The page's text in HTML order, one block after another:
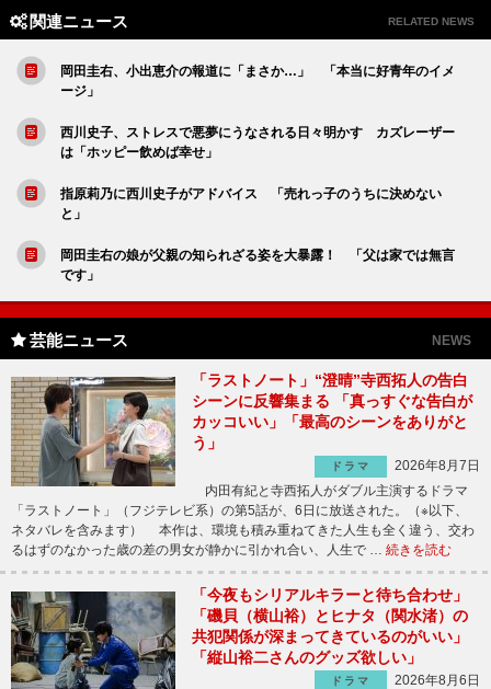
関連ニュース RELATED NEWS
岡田圭右、小出恵介の報道に「まさか…」 「本当に好青年のイメ
ージ」
西川史子、ストレスで悪夢にうなされる日々明かす カズレーザー
は「ホッピー飲めば幸せ」
指原莉乃に西川史子がアドバイス 「売れっ子のうちに決めない
と」
岡田圭右の娘が父親の知られざる姿を大暴露！ 「父は家では無言
です」
芸能ニュース NEWS
「ラストノート」“澄晴”寺西拓人の告白
シーンに反響集まる 「真っすぐな告白が
カッコいい」「最高のシーンをありがと
う」
ドラマ
2026年8月7日
内田有紀と寺西拓人がダブル主演するドラマ
「ラストノート」（フジテレビ系）の第5話が、6日に放送された。（※以下、
ネタバレを含みます） 本作は、環境も積み重ねてきた人生も全く違う、交わ
るはずのなかった歳の差の男女が静かに引かれ合い、人生で … 続きを読む
「今夜もシリアルキラーと待ち合わせ」
「磯貝（横山裕）とヒナタ（関水渚）の
共犯関係が深まってきているのがいい」
「縦山裕二さんのグッズ欲しい」
ドラマ
2026年8月6日